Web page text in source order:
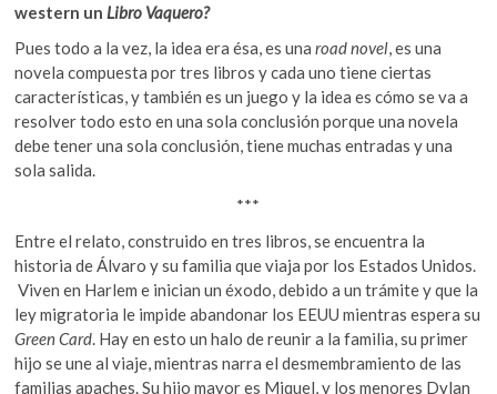
western un Libro Vaquero?
Pues todo a la vez, la idea era ésa, es unaroad novel, es una
novela compuesta por tres libros y cada uno tiene ciertas
características, y también es un juego y la idea es cómo se va a
resolver todo esto en una sola conclusión porque una novela
debe tener una sola conclusión, tiene muchas entradas y una
sola salida.
***
Entre el relato, construido en tres libros, se encuentra la
historia de Álvaro y su familia que viaja por los Estados Unidos.
Viven en Harlem e inician un éxodo, debido a un trámite y que la
ley migratoria le impide abandonar los EEUU mientras espera su
Green Card. Hay en esto un halo de reunir a la familia, su primer
hijo se une al viaje, mientras narra el desmembramiento de las
familias apaches. Su hijo mayor es Miquel, y los menores Dylan